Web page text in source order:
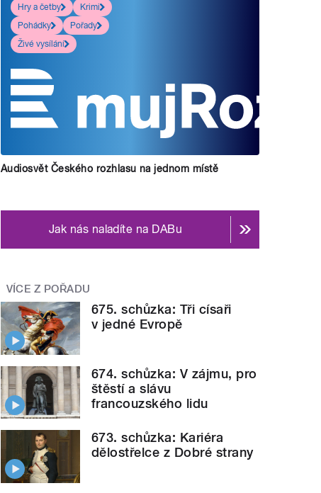
Hry a četby
Krimi
Pohádky
Pořady
Živé vysílání
Audiosvět Českého rozhlasu na jednom místě
Jak nás naladíte na DABu
VÍCE Z POŘADU
675. schůzka: Tři císaři
v jedné Evropě
674. schůzka: V zájmu, pro
štěstí a slávu
francouzského lidu
673. schůzka: Kariéra
dělostřelce z Dobré strany